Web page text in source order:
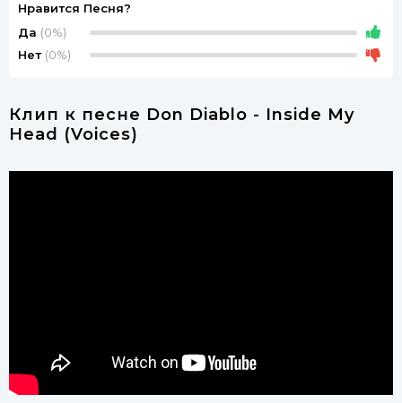
Нравится Песня?
Да (0%)
Нет (0%)
Клип к песне Don Diablo - Inside My
Head (Voices)